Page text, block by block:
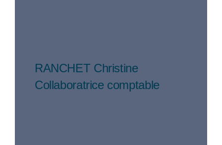
RANCHET Christine
Collaboratrice comptable